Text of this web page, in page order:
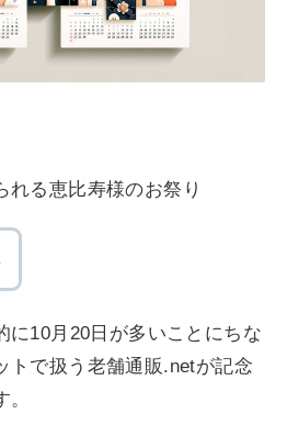
れる恵比寿様のお祭り
に10月20日が多いことにちな
トで扱う老舗通販.netが記念